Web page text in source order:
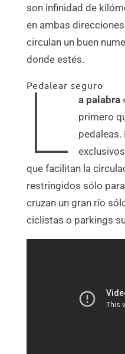
son infinidad de
en ambas
circulan un buen
donde estés.
Pedalear seguro
L a palabra
primero
pedaleas.
que facilitan la
restringidos sólo
cruzan un gran río
ciclistas o parkings